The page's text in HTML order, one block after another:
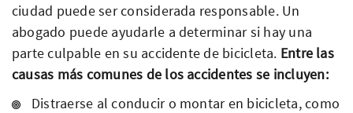
ciudad puede ser considerada responsable. Un
abogado puede ayudarle a determinar si hay una
parte culpable en su accidente de bicicleta. Entre las
causas más comunes de los accidentes se incluyen:
Distraerse al conducir o montar en bicicleta, como